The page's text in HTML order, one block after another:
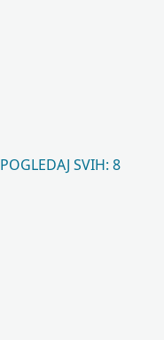
POGLEDAJ SVIH: 8